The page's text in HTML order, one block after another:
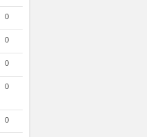
0
0
0
0
0